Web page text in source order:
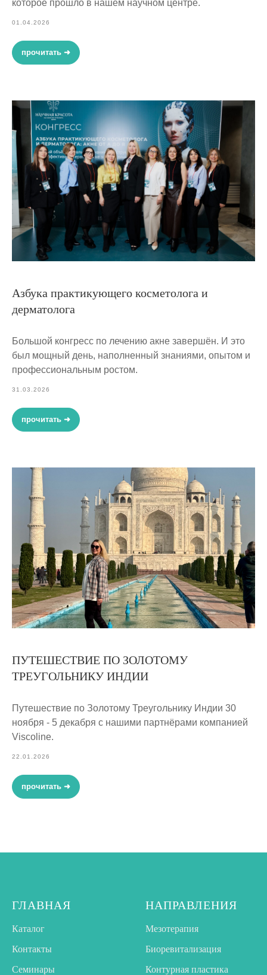
которое прошло в нашем научном центре.
01.04.2026
прочитать ➜
Азбука практикующего косметолога и
дерматолога
Большой конгресс по лечению акне завершён. И это
был мощный день, наполненный знаниями, опытом и
профессиональным ростом.
31.03.2026
прочитать ➜
ПУТЕШЕСТВИЕ ПО ЗОЛОТОМУ
ТРЕУГОЛЬНИКУ ИНДИИ
Путешествие по Золотому Треугольнику Индии 30
ноября - 5 декабря с нашими партнёрами компанией
Viscoline.
22.01.2026
прочитать ➜
ГЛАВНАЯ
Каталог
Контакты
Семинары
НАПРАВЛЕНИЯ
Мезотерапия
Биоревитализация
Контурная пластика